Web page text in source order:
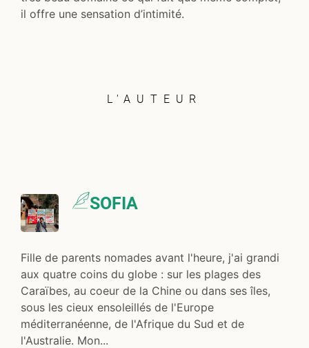
il offre une sensation d’intimité.
L'AUTEUR
SOFIA
Fille de parents nomades avant l'heure, j'ai grandi
aux quatre coins du globe : sur les plages des
Caraïbes, au coeur de la Chine ou dans ses îles,
sous les cieux ensoleillés de l'Europe
méditerranéenne, de l'Afrique du Sud et de
l'Australie. Mon...